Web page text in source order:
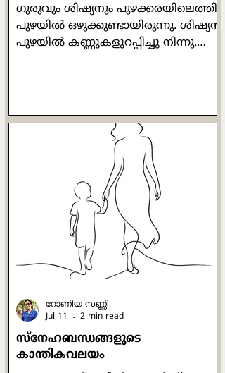
ഗുരുവും ശിഷ്യനും പുഴക്കരയിലെത്തി.
പുഴയില്‍ ഒഴുക്കുണ്ടായിരുന്നു. ശിഷ്യന്‍
പുഴയില്‍ കണ്ണുകളുറപ്പിച്ചു നിന്നു.
വീണ്ടും ലയിച്ചു. ഗുരു
അപ്രത്യക്ഷനുമായി. പിന്നീട്
ജനസാഗരത്തിന് മുന്‍പില്‍ ശിഷ്യന്‍
സംസാരിക്കുന്നു. ആ കൂട്ടത്തില്‍
ഗുരുവും ഉണ്ടായിരുന്നു. ശിഷ്യന്‍
ഒറ്റനോട്ടത്തില്‍ ഗുരുവിനെ
കണ്ടുപിടിച്ചു. അയാള്‍ ഗുരുവിന്‍റെ
സമക്ഷം എത്
സ്നേഹബന്ധങ്ങളുടെ
കാന്തികവലയം
റോണിയ സണ്ണി
Jul 11
2 min read